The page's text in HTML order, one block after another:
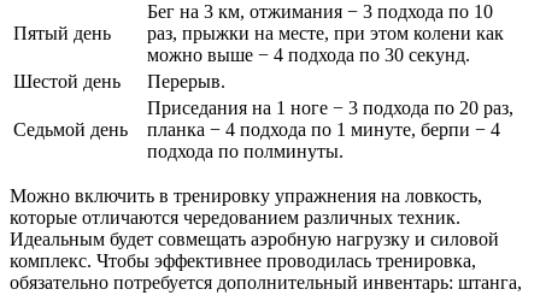
Пятый день
Бег на 3 км, отжимания − 3 подхода по 10
раз, прыжки на месте, при этом колени как
можно выше − 4 подхода по 30 секунд.
Шестой день
Перерыв.
Седьмой день
Приседания на 1 ноге − 3 подхода по 20 раз,
планка − 4 подхода по 1 минуте, берпи − 4
подхода по полминуты.
Можно включить в тренировку упражнения на ловкость,
которые отличаются чередованием различных техник.
Идеальным будет совмещать аэробную нагрузку и силовой
комплекс. Чтобы эффективнее проводилась тренировка,
обязательно потребуется дополнительный инвентарь: штанга,